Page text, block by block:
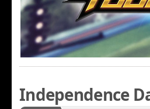
Independence